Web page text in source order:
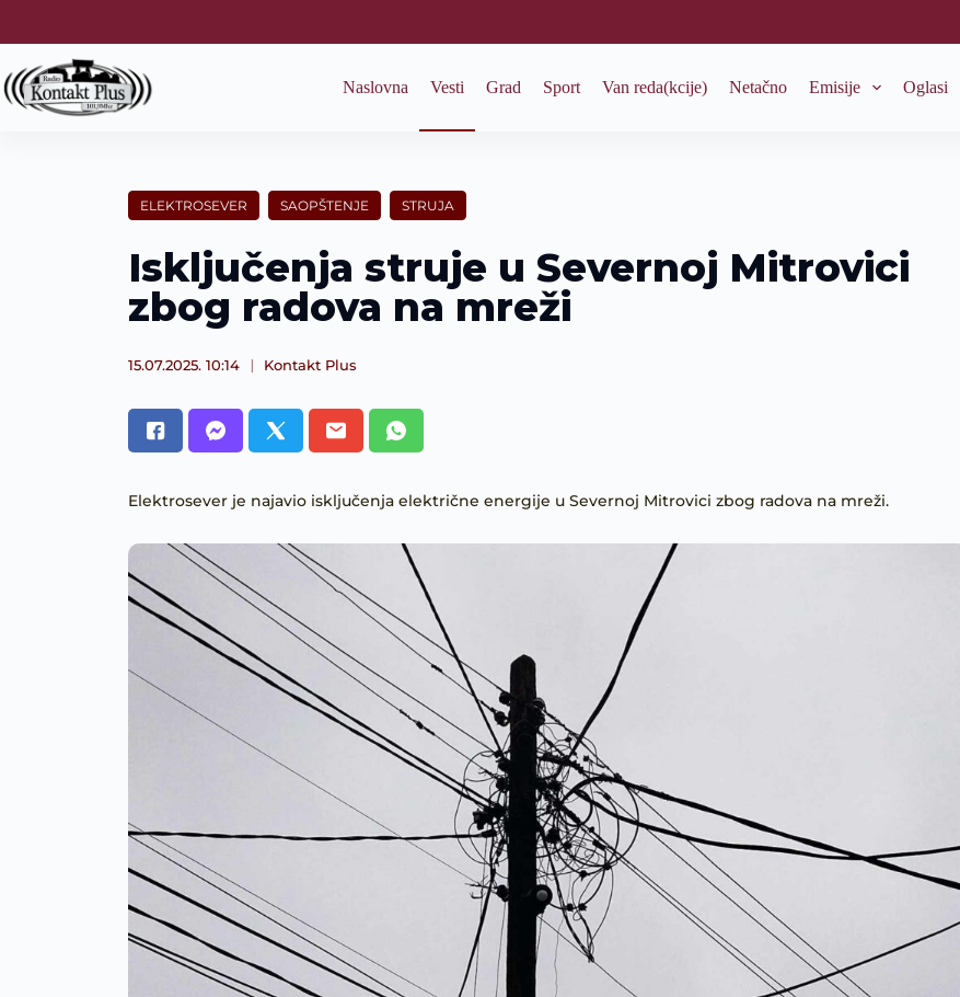
k
p
t
Naslovna Vesti Grad Sport Van reda(kcije) Netačno Emisije Oglasi
ELEKTROSEVER SAOPŠTENJE STRUJA
Isključenja struje u Severnoj Mitrovici
zbog radova na mreži
15.07.2025. 10:14 Kontakt Plus
Elektrosever je najavio isključenja električne energije u Severnoj Mitrovici zbog radova na mreži.